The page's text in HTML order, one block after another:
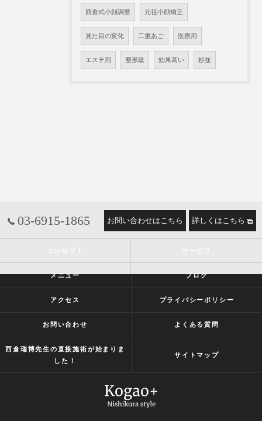
西倉式小顔調整 元祖小顔矯正
見た目の変化 二重あご 医療用
エステ用 整形級 効果高い 杉並
03-6915-1865 お問い合わせはこちら 詳しくはこちら
メニュー ブログ
アクセス プライバシーポリシー
お問い合わせ よくある質問
西倉瑞博先生の直接施術が始まりま
した！
サイトマップ